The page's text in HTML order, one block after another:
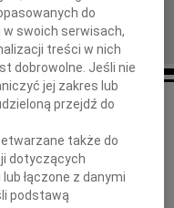
Rodzinie
do
swoich serwisach,
treści w nich
dobrowolne. Jeśli nie
jej zakres lub
przejdź do
także do
dotyczących
łączone z danymi
podstawą